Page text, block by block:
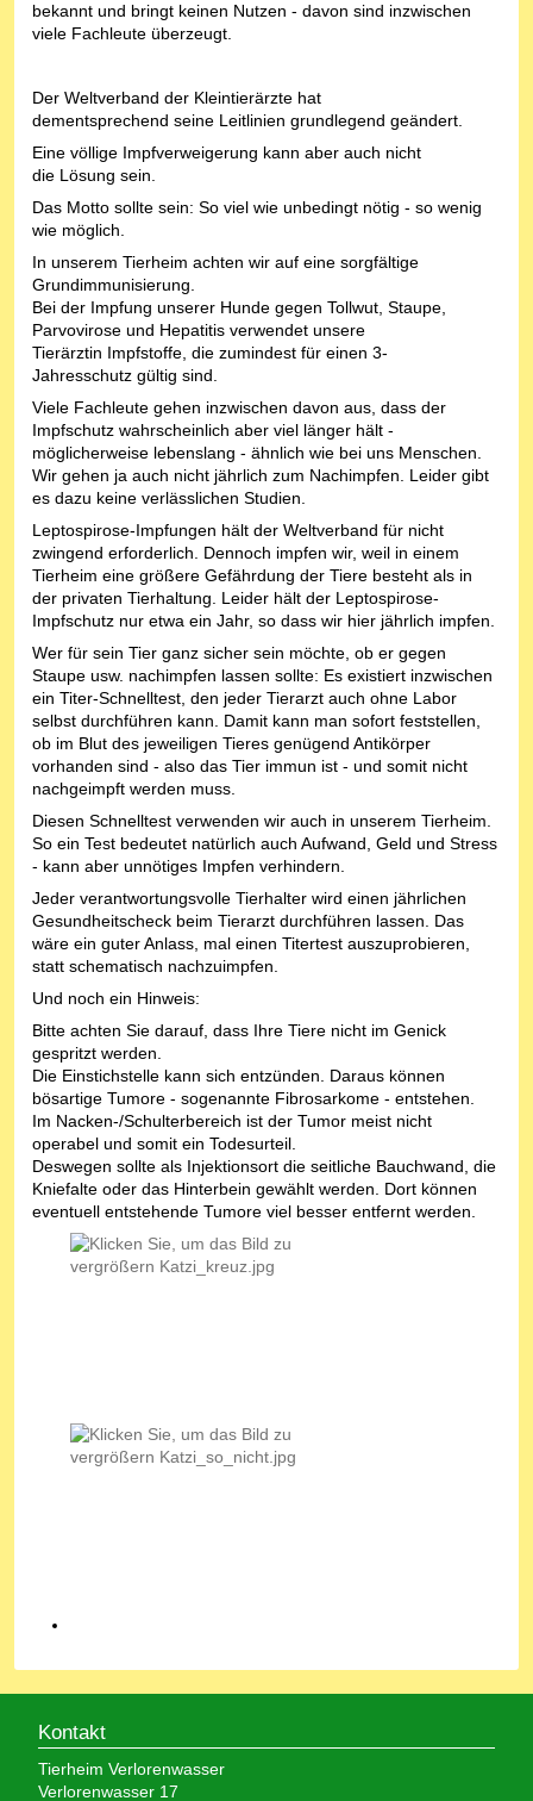
bekannt und bringt keinen Nutzen - davon sind inzwischen
viele Fachleute überzeugt.
Der Weltverband der Kleintierärzte hat
dementsprechend seine Leitlinien grundlegend geändert.
Eine völlige Impfverweigerung kann aber auch nicht
die Lösung sein.
Das Motto sollte sein: So viel wie unbedingt nötig - so wenig
wie möglich.
In unserem Tierheim achten wir auf eine sorgfältige
Grundimmunisierung.
Bei der Impfung unserer Hunde gegen Tollwut, Staupe,
Parvovirose und Hepatitis verwendet unsere
Tierärztin Impfstoffe, die zumindest für einen 3-
Jahresschutz gültig sind.
Viele Fachleute gehen inzwischen davon aus, dass der
Impfschutz wahrscheinlich aber viel länger hält -
möglicherweise lebenslang - ähnlich wie bei uns Menschen.
Wir gehen ja auch nicht jährlich zum Nachimpfen. Leider gibt
es dazu keine verlässlichen Studien.
Leptospirose-Impfungen hält der Weltverband für nicht
zwingend erforderlich. Dennoch impfen wir, weil in einem
Tierheim eine größere Gefährdung der Tiere besteht als in
der privaten Tierhaltung. Leider hält der Leptospirose-
Impfschutz nur etwa ein Jahr, so dass wir hier jährlich impfen.
Wer für sein Tier ganz sicher sein möchte, ob er gegen
Staupe usw. nachimpfen lassen sollte: Es existiert inzwischen
ein Titer-Schnelltest, den jeder Tierarzt auch ohne Labor
selbst durchführen kann. Damit kann man sofort feststellen,
ob im Blut des jeweiligen Tieres genügend Antikörper
vorhanden sind - also das Tier immun ist - und somit nicht
nachgeimpft werden muss.
Diesen Schnelltest verwenden wir auch in unserem Tierheim.
So ein Test bedeutet natürlich auch Aufwand, Geld und Stress
- kann aber unnötiges Impfen verhindern.
Jeder verantwortungsvolle Tierhalter wird einen jährlichen
Gesundheitscheck beim Tierarzt durchführen lassen. Das
wäre ein guter Anlass, mal einen Titertest auszuprobieren,
statt schematisch nachzuimpfen.
Und noch ein Hinweis:
Bitte achten Sie darauf, dass Ihre Tiere nicht im Genick
gespritzt werden.
Die Einstichstelle kann sich entzünden. Daraus können
bösartige Tumore - sogenannte Fibrosarkome - entstehen.
Im Nacken-/Schulterbereich ist der Tumor meist nicht
operabel und somit ein Todesurteil.
Deswegen sollte als Injektionsort die seitliche Bauchwand, die
Kniefalte oder das Hinterbein gewählt werden. Dort können
eventuell entstehende Tumore viel besser entfernt werden.
Kontakt
Tierheim Verlorenwasser
Verlorenwasser 17